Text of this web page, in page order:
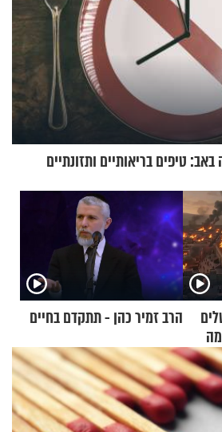
טיפים בריאותיים ותזונתיים
הרב זמיר כהן - תתקדם בחיים